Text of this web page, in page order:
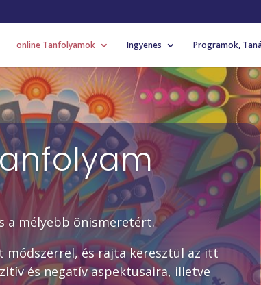
online Tanfolyamok Ingyenes Programok,
a mélyebb önismeretért.
módszerrel, és rajta keresztül az itt
és negatív aspektusaira, illetve